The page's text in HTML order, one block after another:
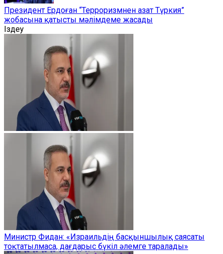
Президент Ердоған “Терроризмнен азат Түркия”
жобасына қатысты мәлімдеме жасады
Іздеу
Министр Фидан: «Израильдің басқыншылық саясаты
тоқтатылмаса, дағдарыс бүкіл әлемге таралады»